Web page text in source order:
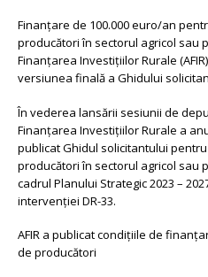
Finanțare de 100.000 euro/an
producători în sectorul agricol sau
Finanțarea Investițiilor Rurale
versiunea finală a Ghidului
În vederea lansării sesiunii de
Finanțarea Investițiilor Rurale a
publicat Ghidul solicitantului
producători în sectorul agricol sau
cadrul Planului Strategic 2023 –
intervenției DR-33.
AFIR a publicat condițiile de
de producători